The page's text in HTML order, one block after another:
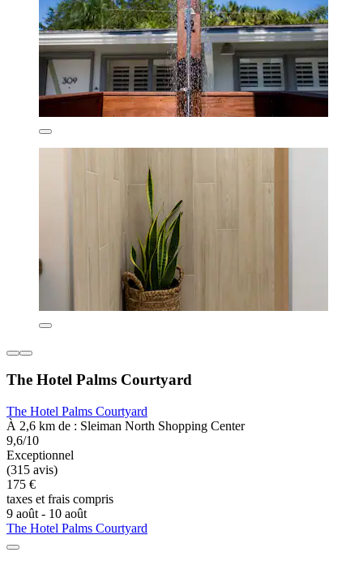
The Hotel Palms Courtyard
The Hotel Palms Courtyard
À 2,6 km de : Sleiman North Shopping Center
9,6/10
Exceptionnel
(315 avis)
175 €
taxes et frais compris
9 août - 10 août
The Hotel Palms Courtyard